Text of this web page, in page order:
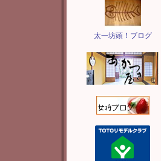
太一坊頭！ブログ